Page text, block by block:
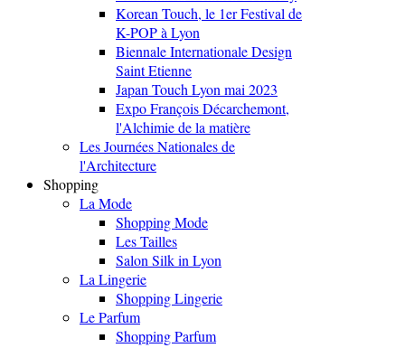
Korean Touch, le 1er Festival de
K-POP à Lyon
Biennale Internationale Design
Saint Etienne
Japan Touch Lyon mai 2023
Expo François Décarchemont,
l'Alchimie de la matière
Les Journées Nationales de
l'Architecture
Shopping
La Mode
Shopping Mode
Les Tailles
Salon Silk in Lyon
La Lingerie
Shopping Lingerie
Le Parfum
Shopping Parfum